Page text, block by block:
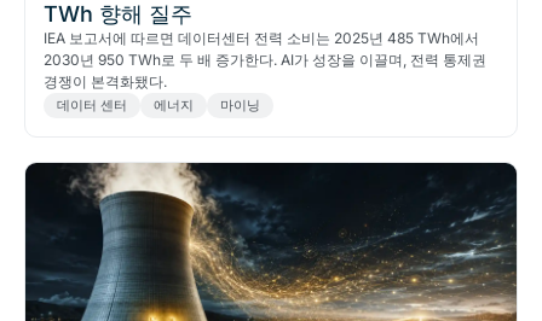
TWh 향해 질주
IEA 보고서에 따르면 데이터센터 전력 소비는 2025년 485 TWh에서
2030년 950 TWh로 두 배 증가한다. AI가 성장을 이끌며, 전력 통제권
경쟁이 본격화됐다.
데이터 센터 에너지 마이닝